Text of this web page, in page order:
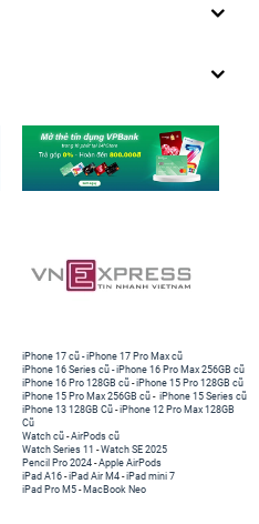
iPhone 17 cũ -iPhone 17 Pro Max cũ
iPhone 16 Series cũ - iPhone 16 Pro Max 256GB cũ
iPhone 16 Pro 128GB cũ -iPhone 15 Pro 128GB cũ
iPhone 15 Pro Max 256GB cũ - iPhone 15 Series cũ
iPhone 13 128GB Cũ -iPhone 12 Pro Max 128GB
Cũ
Watch cũ -AirPods cũ
Watch Series 11 -Watch SE 2025
Pencil Pro 2024 -Apple AirPods
iPad A16 -iPad Air M4 -iPad mini 7
iPad Pro M5 - MacBook Neo